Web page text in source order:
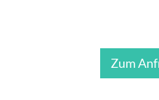
Zum